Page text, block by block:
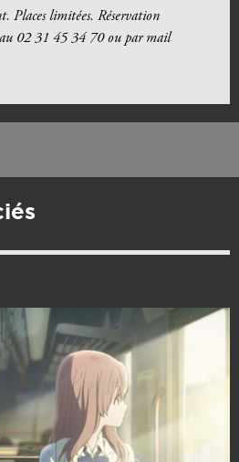
limitées. Réservation
02 31 45 34 70 ou par mail